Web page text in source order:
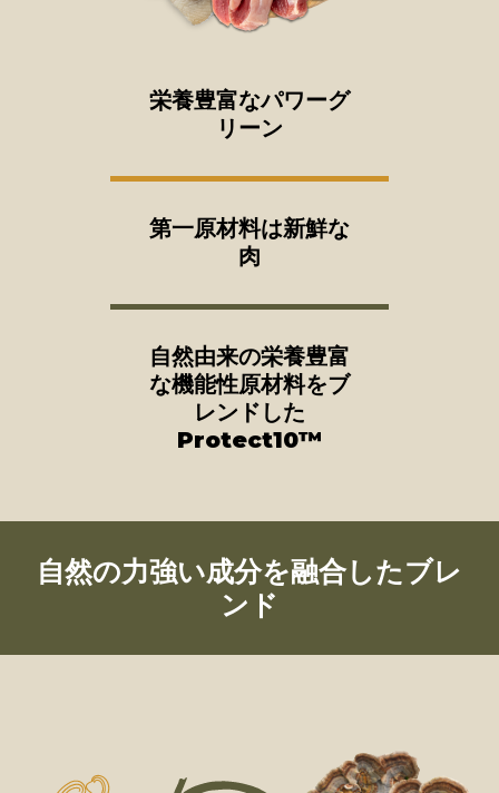
栄養豊富なパワーグ
リーン
第一原材料は新鮮な
肉
自然由来の栄養豊富
な機能性原材料をブ
レンドした
Protect10™
自然の力強い成分を融合したブレ
ンド